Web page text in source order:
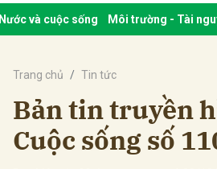
Nước và cuộc sống Môi trường - Tài
Trang chủ Tin tức
Bản tin truyền
Cuộc sống số